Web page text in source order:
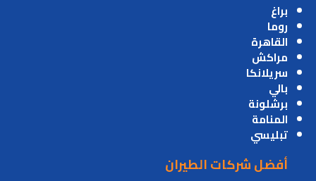
براغ
روما
القاهرة
مراكش
سريلانكا
بالي
برشلونة
المنامة
تبليسي
أفضل شركات الطيران